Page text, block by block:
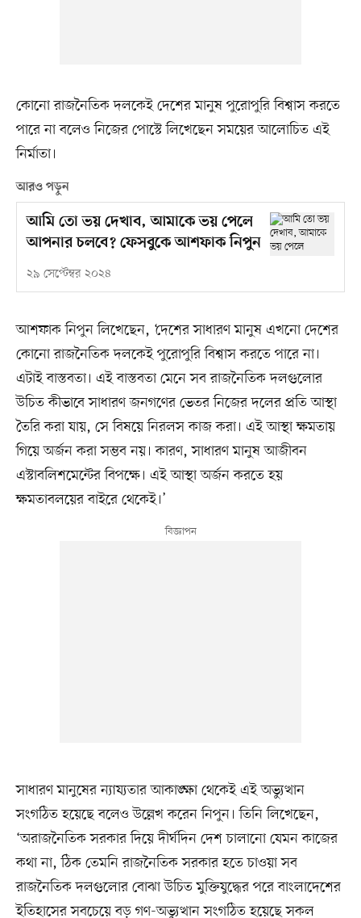
কোনো রাজনৈতিক দলকেই দেশের মানুষ পুরোপুরি বিশ্বাস করতে
পারে না বলেও নিজের পোস্টে লিখেছেন সময়ের আলোচিত এই
নির্মাতা।
আরও পড়ুন
আমি তো ভয় দেখাব, আমাকে ভয় পেলে
আপনার চলবে? ফেসবুকে আশফাক নিপুন
২৯ সেপ্টেম্বর ২০২৪
আশফাক নিপুন লিখেছেন, ‘দেশের সাধারণ মানুষ এখনো দেশের
কোনো রাজনৈতিক দলকেই পুরোপুরি বিশ্বাস করতে পারে না।
এটাই বাস্তবতা। এই বাস্তবতা মেনে সব রাজনৈতিক দলগুলোর
উচিত কীভাবে সাধারণ জনগণের ভেতর নিজের দলের প্রতি আস্থা
তৈরি করা যায়, সে বিষয়ে নিরলস কাজ করা। এই আস্থা ক্ষমতায়
গিয়ে অর্জন করা সম্ভব নয়। কারণ, সাধারণ মানুষ আজীবন
এস্টাবলিশমেন্টের বিপক্ষে। এই আস্থা অর্জন করতে হয়
ক্ষমতাবলয়ের বাইরে থেকেই।’
সাধারণ মানুষের ন্যায্যতার আকাঙ্ক্ষা থেকেই এই অভ্যুত্থান
সংগঠিত হয়েছে বলেও উল্লেখ করেন নিপুন। তিনি লিখেছেন,
‘অরাজনৈতিক সরকার দিয়ে দীর্ঘদিন দেশ চালানো যেমন কাজের
কথা না, ঠিক তেমনি রাজনৈতিক সরকার হতে চাওয়া সব
রাজনৈতিক দলগুলোর বোঝা উচিত মুক্তিযুদ্ধের পরে বাংলাদেশের
ইতিহাসের সবচেয়ে বড় গণ-অভ্যুত্থান সংগঠিত হয়েছে সকল